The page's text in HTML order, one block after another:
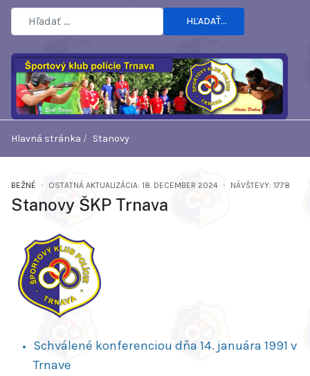
HĽADAŤ...
Hlavná stránka Stanovy
BEŽNÉ OSTATNÁ AKTUALIZÁCIA: 18. DECEMBER 2024 NÁVŠTEVY: 1778
Stanovy ŠKP Trnava
Schválené konferenciou dňa 14. januára 1991 v
Trnave